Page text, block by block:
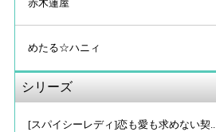
赤木蓮屋
めたる☆ハニィ
シリーズ
[スパイシーレディ]恋も愛も求めない契..